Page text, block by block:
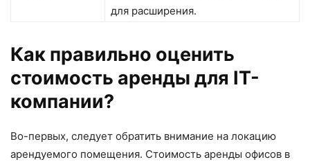
для расширения.
Как правильно оценить
стоимость аренды для IT-
компании?
Во-первых, следует обратить внимание на локацию
арендуемого помещения. Стоимость аренды офисов в